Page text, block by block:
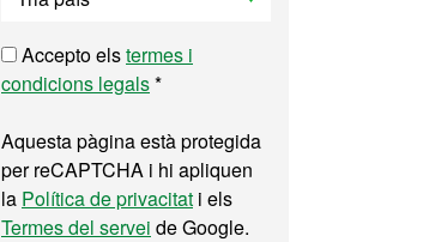
Accepto elstermes i
condicions legals*
Aquesta pàgina està protegida
per reCAPTCHA i hi apliquen
la Política de privacitat i els
Termes del servei de Google.